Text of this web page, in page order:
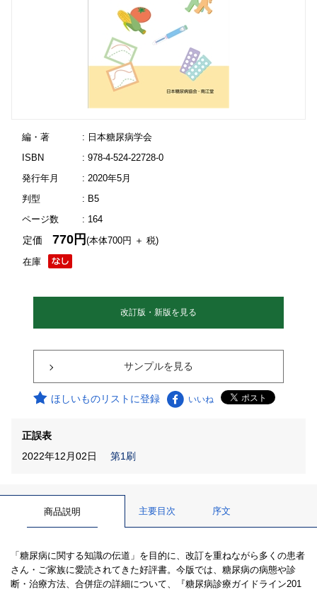
編・著
: 日本糖尿病学会
ISBN
: 978-4-524-22728-0
発行年月
: 2020年5月
判型
: B5
ページ数
: 164
在庫
定価770円(本体700円 ＋ 税)
改訂版・新版を見る
サンプルを見る
ほしいものリストに登録 いいね
正誤表
2022年12月02日
第1刷
商品説明 主要目次 序文
「糖尿病に関する知識の伝道」を目的に、改訂を重ねながら多くの患者
さん・ご家族に愛読されてきた好評書。今版では、糖尿病の病態や診
断・治療方法、合併症の詳細について、『糖尿病診療ガイドライン201